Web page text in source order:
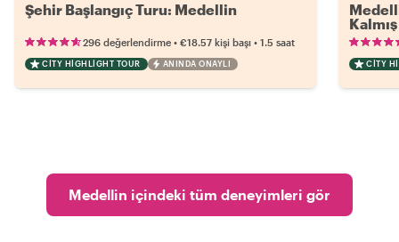
Şehir Başlangıç Turu: Medellin
296 değerlendirme • €18.57 kişi başı • 1.5 saat
CITY HIGHLIGHT TOUR ANINDA ONAYLI CITY
Medellin içindeki tüm deneyimleri gör